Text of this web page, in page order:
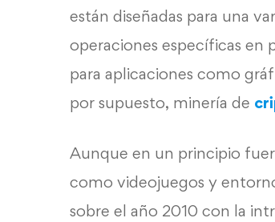
están diseñadas para una
operaciones específicas en
para aplicaciones como
por supuesto, minería de
Aunque en un principio
como videojuegos y
sobre el año 2010 con la